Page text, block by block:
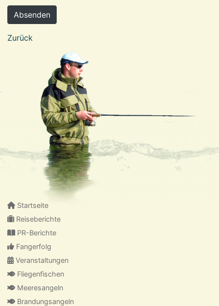
Absenden
Zurück
Startseite
Reiseberichte
PR-Berichte
Fangerfolg
Veranstaltungen
Fliegenfischen
Meeresangeln
Brandungsangeln